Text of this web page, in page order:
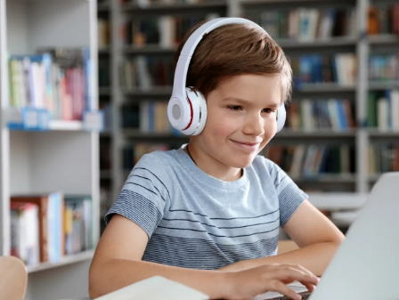
Карьерная консультация
Выбрать удобное время для звонка
СтажировкиДетские курсыБлогСобытия
Отзывы Выпускники
КонтактыОплатаСертификатВопросы и ответы
Аудиокнига QAПолитика конфиденциальности
©2016 - 2025 PASV. All rights reserved.